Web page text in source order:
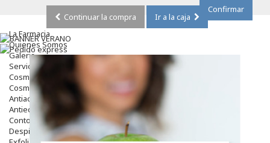
Confirmar
Continuar la compra
Ir a la caja
La Farmacia
Quienes Somos
Galeria
Servicios
Cosmética
Cosmética Facial
Antiacné
Antiedad
Contorno De Ojos
Despigmentantes